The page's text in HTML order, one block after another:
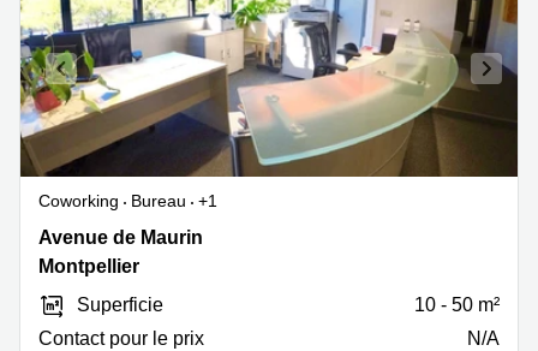
Coworking Bureau
+1
28
Avenue
Maurin,
Montpellier
Avenue de Maurin
Montpellier
Superficie
10 - 50 m²
Contact pour le prix
N/A